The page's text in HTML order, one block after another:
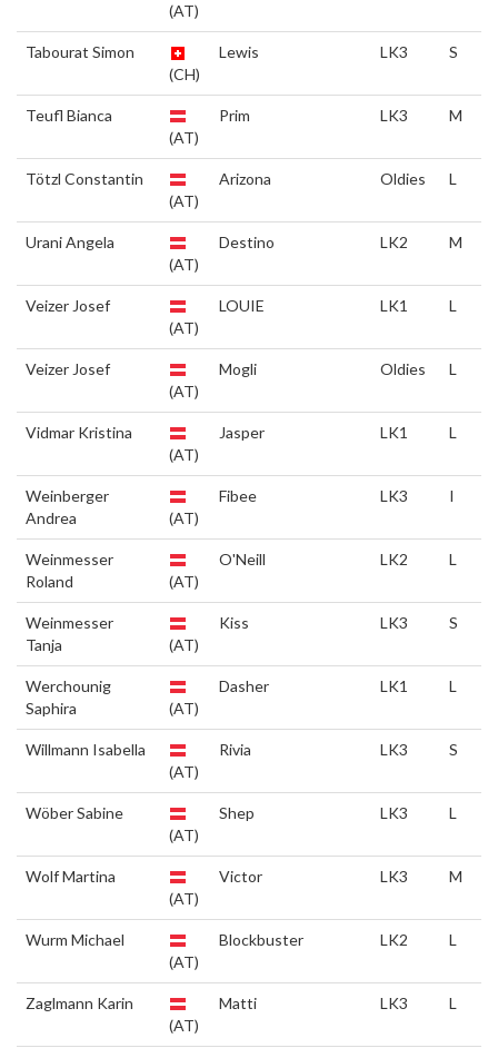
(AT)
Tabourat Simon
(CH)
Lewis LK3 S
Teufl Bianca
(AT)
Prim LK3 M
Tötzl Constantin
(AT)
Arizona Oldies L
Urani Angela
(AT)
Destino LK2 M
Veizer Josef
(AT)
LOUIE LK1 L
Veizer Josef
(AT)
Mogli Oldies L
Vidmar Kristina
(AT)
Jasper LK1 L
Weinberger
Andrea
(AT)
Fibee LK3 I
Weinmesser
Roland
(AT)
O'Neill LK2 L
Weinmesser
Tanja
(AT)
Kiss LK3 S
Werchounig
Saphira
(AT)
Dasher LK1 L
Willmann Isabella
(AT)
Rivia LK3 S
Wöber Sabine
(AT)
Shep LK3 L
Wolf Martina
(AT)
Victor LK3 M
Wurm Michael
(AT)
Blockbuster LK2 L
Zaglmann Karin
(AT)
Matti LK3 L